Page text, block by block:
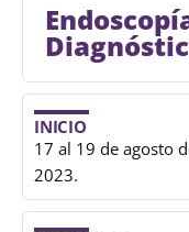
INICIO
17 al 19 de agosto
2023.